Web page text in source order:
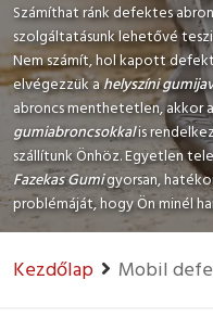
Számíthat ránk defektes
szolgáltatásunk lehetővé
Nem számít, hol kapott
elvégezzük ahelyszíni
abroncs menthetetlen, akkor
gumiabroncsokkalis
szállítunk Önhöz. Egyetlen
Fazekas Gumigyorsan,
problémáját, hogy Ön minél
Kezdőlap Mobil